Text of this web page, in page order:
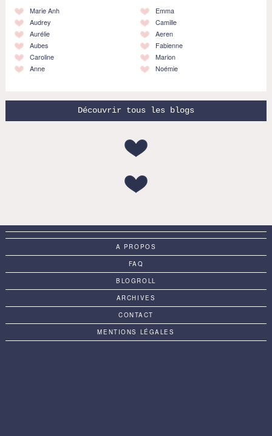
Marie Anh
Audrey
Aurélie
Aubes
Caroline
Anne
Emma
Camille
Aeren
Fabienne
Marion
Noémie
Découvrir tous les blogs
A PROPOS
FAQ
BLOGROLL
ARCHIVES
CONTACT
MENTIONS LÉGALES